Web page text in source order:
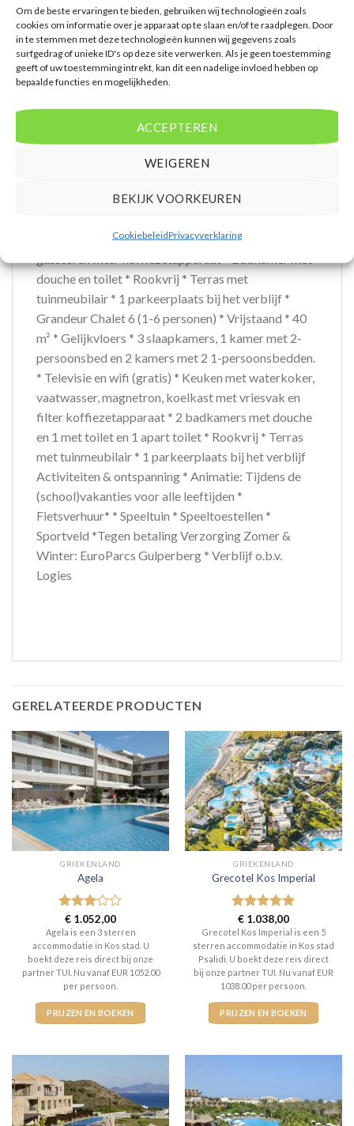
Om de beste ervaringen te bieden, gebruiken wij technologieën zoals
cookies om informatie over je apparaat op te slaan en/of te raadplegen. Door
in te stemmen met deze technologieën kunnen wij gegevens zoals
surfgedrag of unieke ID's op deze site verwerken. Als je geen toestemming
geeft of uw toestemming intrekt, kan dit een nadelige invloed hebben op
bepaalde functies en mogelijkheden.
ACCEPTEREN
WEIGEREN
BEKIJK VOORKEUREN
CookiebeleidPrivacyverklaring
slaapkamer met 2-persoonsbed en 1 slaapkamer
met stapelbed en 1-persoonsbed * Televisie en wifi
(gratis) * Keuken met waterkoker, vaatwasser,
magnetron, koelkast, gasstel en filter
* Rookvrij * Terras met tuinmeubilair * 1
(1-5 personen) * Vrijstaande vakantiewoning *
persoonsbed en 1 slaapkamer met stapelbed en 1-
met waterkoker, vaatwasser, magnetron, koelkast,
douche en toilet * Rookvrij * Terras met
tuinmeubilair * 1 parkeerplaats bij het verblijf *
Grandeur Chalet 6 (1-6 personen) * Vrijstaand * 40
m² * Gelijkvloers * 3 slaapkamers, 1 kamer met 2-
persoonsbed en 2 kamers met 2 1-persoonsbedden.
* Televisie en wifi (gratis) * Keuken met waterkoker,
vaatwasser, magnetron, koelkast met vriesvak en
filter koffiezetapparaat * 2 badkamers met douche
en 1 met toilet en 1 apart toilet * Rookvrij * Terras
met tuinmeubilair * 1 parkeerplaats bij het verblijf
Activiteiten & ontspanning * Animatie: Tijdens de
(school)vakanties voor alle leeftijden *
Fietsverhuur* * Speeltuin * Speeltoestellen *
Sportveld *Tegen betaling Verzorging Zomer &
Winter: EuroParcs Gulperberg * Verblijf o.b.v.
Logies
GERELATEERDE PRODUCTEN
GRIEKENLAND
Agela
Gewaardeerd
3uit 5
€ 1.052,00
Agela is een 3 sterren
accommodatie in Kos stad. U
boekt deze reis direct bij onze
partner TUI. Nu vanaf EUR 1052.00
per persoon.
PRIJZEN EN BOEKEN
GRIEKENLAND
Grecotel Kos Imperial
Gewaardeerd
5uit 5
€ 1.038,00
Grecotel Kos Imperial is een 5
sterren accommodatie in Kos stad
Psalidi. U boekt deze reis direct
bij onze partner TUI. Nu vanaf EUR
1038.00 per persoon.
PRIJZEN EN BOEKEN